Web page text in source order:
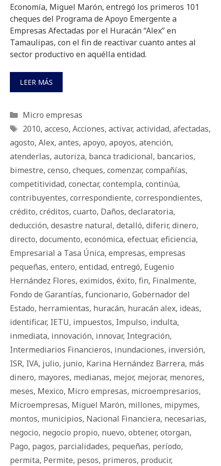
Economía, Miguel Marón, entregó los primeros 101
cheques del Programa de Apoyo Emergente a
Empresas Afectadas por el Huracán “Alex” en
Tamaulipas, con el fin de reactivar cuanto antes al
sector productivo en aquélla entidad.
LEER MÁS
Categorías
Micro empresas
Etiquetas
2010, acceso, Acciones, activar, actividad, afectadas,
agosto, Alex, antes, apoyo, apoyos, atención,
atenderlas, autoriza, banca tradicional, bancarios,
bimestre, censo, cheques, comenzar, compañías,
competitividad, conectar, contempla, continúa,
contribuyentes, correspondiente, correspondientes,
crédito, créditos, cuarto, Daños, declaratoria,
deducción, desastre natural, detalló, diferir, dinero,
directo, documento, económica, efectuar, eficiencia,
Empresarial a Tasa Única, empresas, empresas
pequeñas, entero, entidad, entregó, Eugenio
Hernández Flores, eximidos, éxito, fin, Finalmente,
Fondo de Garantías, funcionario, Gobernador del
Estado, herramientas, huracán, huracán alex, ideas,
identificar, IETU, impuestos, Impulso, indulta,
inmediata, innovación, innovar, Integración,
Intermediarios Financieros, inundaciones, inversión,
ISR, IVA, julio, junio, Karina Hernández Barrera, más
dinero, mayores, medianas, mejor, mejorar, menores,
meses, Mexico, Micro empresas, microempresarios,
Microempresas, Miguel Marón, millones, mipymes,
montos, municipios, Nacional Financiera, necesarias,
negocio, negocio propio, nuevo, obtener, otorgan,
Pago, pagos, parcialidades, pequeñas, período,
permita, Permite, pesos, primeros, producir,